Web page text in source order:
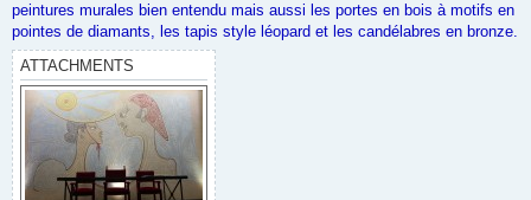
peintures murales bien entendu mais aussi les portes en bois à motifs en
pointes de diamants, les tapis style léopard et les candélabres en bronze.
ATTACHMENTS